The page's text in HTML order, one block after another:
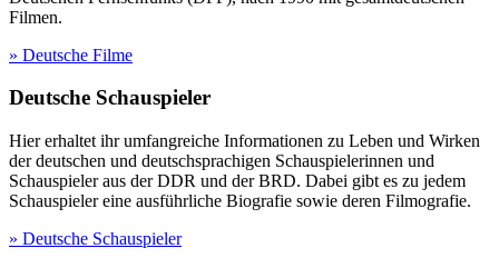
Filmen.
» Deutsche Filme
Deutsche Schauspieler
Hier erhaltet ihr umfangreiche Informationen zu Leben und Wirken
der deutschen und deutschsprachigen Schauspielerinnen und
Schauspieler aus der DDR und der BRD. Dabei gibt es zu jedem
Schauspieler eine ausführliche Biografie sowie deren Filmografie.
» Deutsche Schauspieler